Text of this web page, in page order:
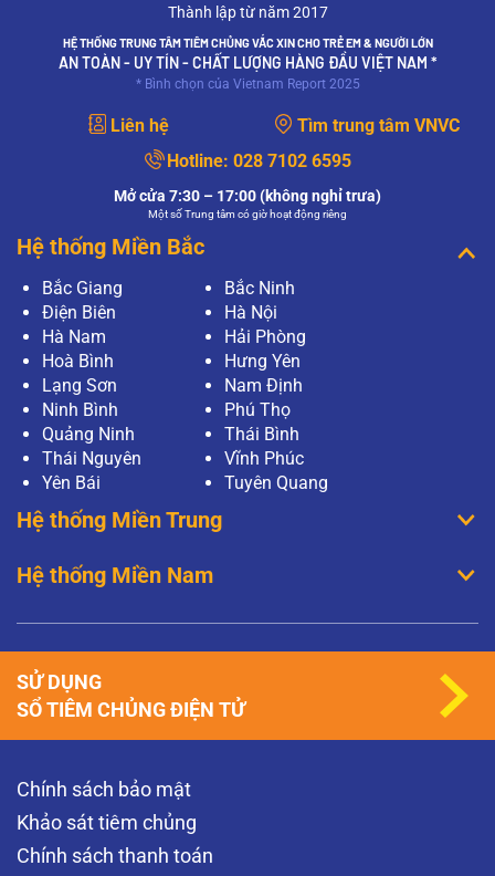
Thành lập từ năm 2017
HỆ THỐNG TRUNG TÂM TIÊM CHỦNG VẮC XIN CHO TRẺ EM & NGƯỜI LỚN
AN TOÀN - UY TÍN - CHẤT LƯỢNG HÀNG ĐẦU VIỆT NAM *
* Bình chọn của Vietnam Report 2025
Liên hệ
Tìm trung tâm VNVC
Hotline: 028 7102 6595
Mở cửa 7:30 – 17:00 (không nghỉ trưa)
Một số Trung tâm có giờ hoạt động riêng
Hệ thống Miền Bắc
Bắc Giang
Bắc Ninh
Điện Biên
Hà Nội
Hà Nam
Hải Phòng
Hoà Bình
Hưng Yên
Lạng Sơn
Nam Định
Ninh Bình
Phú Thọ
Quảng Ninh
Thái Bình
Thái Nguyên
Vĩnh Phúc
Yên Bái
Tuyên Quang
Hệ thống Miền Trung
Hệ thống Miền Nam
Chính sách bảo mật
Khảo sát tiêm chủng
Chính sách thanh toán
SỬ DỤNG
SỔ TIÊM CHỦNG ĐIỆN TỬ